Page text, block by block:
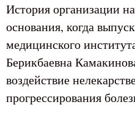
История организации
основания, когда
медицинского
Берикбаевна
воздействие
прогрессирования